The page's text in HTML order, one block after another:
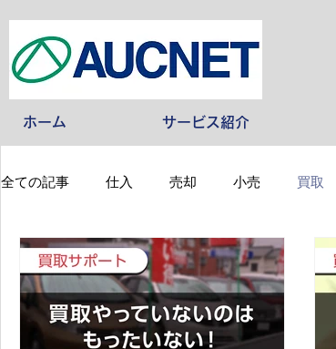
ホーム サービス紹介
全ての記事 仕入 売却 小売 買取
その他